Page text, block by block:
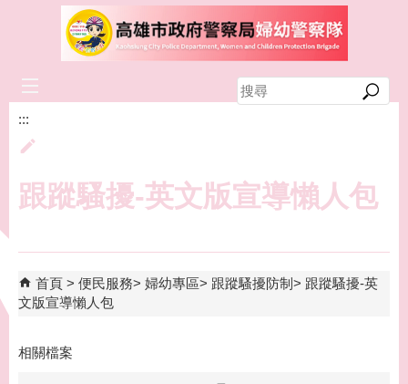
跳到主要內容區塊
搜
尋
:::
跟蹤騷擾-英文版宣導懶人包
首頁 便民服務 婦幼專區 跟蹤騷擾防制
跟蹤騷擾-英
文版宣導懶人包
相關檔案